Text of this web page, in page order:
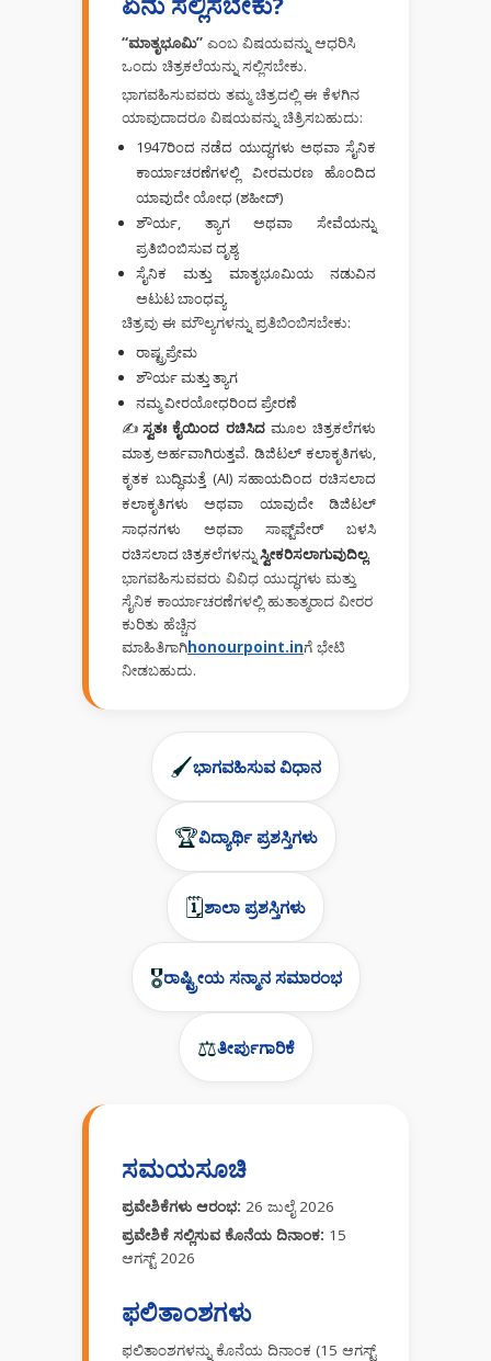
“ಮಾತೃಭೂಮಿ” ಎಂಬ ವಿಷಯವನ್ನು ಆಧರಿಸಿ
ಒಂದು ಚಿತ್ರಕಲೆಯನ್ನು ಸಲ್ಲಿಸಬೇಕು.
ಭಾಗವಹಿಸುವವರು ತಮ್ಮ ಚಿತ್ರದಲ್ಲಿ ಈ ಕೆಳಗಿನ
ಯಾವುದಾದರೂ ವಿಷಯವನ್ನು ಚಿತ್ರಿಸಬಹುದು:
1947ರಿಂದ ನಡೆದ ಯುದ್ಧಗಳು ಅಥವಾ ಸೈನಿಕ
ಕಾರ್ಯಾಚರಣೆಗಳಲ್ಲಿ ವೀರಮರಣ ಹೊಂದಿದ
ಯಾವುದೇ ಯೋಧ (ಶಹೀದ್)
ಶೌರ್ಯ, ತ್ಯಾಗ ಅಥವಾ ಸೇವೆಯನ್ನು
ಪ್ರತಿಬಿಂಬಿಸುವ ದೃಶ್ಯ
ಸೈನಿಕ ಮತ್ತು ಮಾತೃಭೂಮಿಯ ನಡುವಿನ
ಅಟುಟ ಬಾಂಧವ್ಯ
ಚಿತ್ರವು ಈ ಮೌಲ್ಯಗಳನ್ನು ಪ್ರತಿಬಿಂಬಿಸಬೇಕು:
ರಾಷ್ಟ್ರಪ್ರೇಮ
ಶೌರ್ಯ ಮತ್ತು ತ್ಯಾಗ
ನಮ್ಮ ವೀರಯೋಧರಿಂದ ಪ್ರೇರಣೆ
✍️ ಸ್ವತಃ ಕೈಯಿಂದ ರಚಿಸಿದಮೂಲ ಚಿತ್ರಕಲೆಗಳು
ಮಾತ್ರ ಅರ್ಹವಾಗಿರುತ್ತವೆ. ಡಿಜಿಟಲ್ ಕಲಾಕೃತಿಗಳು,
ಕೃತಕ ಬುದ್ಧಿಮತ್ತೆ (AI) ಸಹಾಯದಿಂದ ರಚಿಸಲಾದ
ಕಲಾಕೃತಿಗಳು ಅಥವಾ ಯಾವುದೇ ಡಿಜಿಟಲ್
ಸಾಧನಗಳು ಅಥವಾ ಸಾಫ್ಟ್‌ವೇರ್ ಬಳಸಿ
ರಚಿಸಲಾದ ಚಿತ್ರಕಲೆಗಳನ್ನುಸ್ವೀಕರಿಸಲಾಗುವುದಿಲ್ಲ.
ಭಾಗವಹಿಸುವವರು ವಿವಿಧ ಯುದ್ಧಗಳು ಮತ್ತು
ಸೈನಿಕ ಕಾರ್ಯಾಚರಣೆಗಳಲ್ಲಿ ಹುತಾತ್ಮರಾದ ವೀರರ
ಕುರಿತು ಹೆಚ್ಚಿನ
ಮಾಹಿತಿಗಾಗಿhonourpoint.inಗೆ ಭೇಟಿ
ನೀಡಬಹುದು.
🖌️ಭಾಗವಹಿಸುವ ವಿಧಾನ
🏆ವಿದ್ಯಾರ್ಥಿ ಪ್ರಶಸ್ತಿಗಳು
🗓️ಶಾಲಾ ಪ್ರಶಸ್ತಿಗಳು
🎖️ರಾಷ್ಟ್ರೀಯ ಸನ್ಮಾನ ಸಮಾರಂಭ
⚖️ತೀರ್ಪುಗಾರಿಕೆ
ಸಮಯಸೂಚಿ
ಪ್ರವೇಶಿಕೆಗಳು ಆರಂಭ: 26 ಜುಲೈ 2026
ಪ್ರವೇಶಿಕೆ ಸಲ್ಲಿಸುವ ಕೊನೆಯ ದಿನಾಂಕ: 15
ಆಗಸ್ಟ್ 2026
ಫಲಿತಾಂಶಗಳು
ಫಲಿತಾಂಶಗಳನ್ನು ಕೊನೆಯ ದಿನಾಂಕ (15 ಆಗಸ್ಟ್